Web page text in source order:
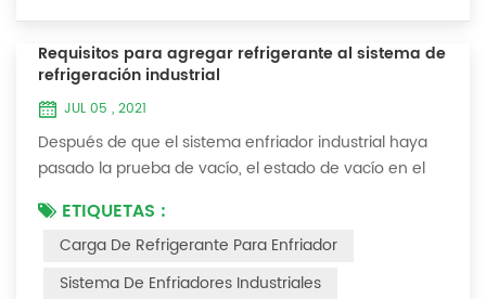
Requisitos para agregar refrigerante al sistema de
refrigeración industrial
JUL 05 , 2021
Después de que el sistema enfriador industrial haya
pasado la prueba de vacío, el estado de vacío en el
Carga de refrigerante Para los sistemas recién
instalados, se puede agregar refrigerante al extremo
de alta presión y el método de operación es el
ETIQUETAS :
Carga De Refrigerante Para Enfriador
Sistema De Enfriadores Industriales